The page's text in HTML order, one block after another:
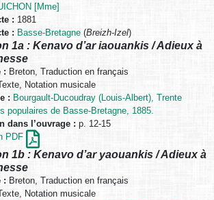
[Mme]
: 1881
: Basse-Bretagne (Breizh-Izel)
1a : Kenavo d’ar iaouankis / Adieux à
: Breton, Traduction en français
Notation musicale
: Bourgault-Ducoudray (Louis-Albert), Trente
populaires de Basse-Bretagne, 1885.
dans l’ouvrage : p. 12-15
PDF
1b : Kenavo d’ar yaouankis / Adieux à
: Breton, Traduction en français
Notation musicale